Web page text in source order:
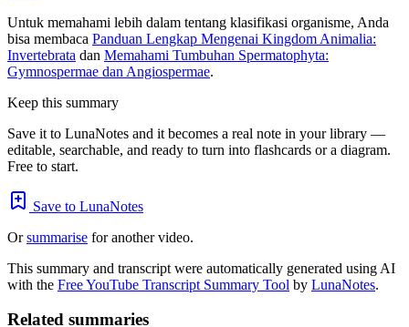
Untuk memahami lebih dalam tentang klasifikasi organisme, Anda
bisa membaca Panduan Lengkap Mengenai Kingdom Animalia:
Invertebrata dan Memahami Tumbuhan Spermatophyta:
Gymnospermae dan Angiospermae.
Keep this summary
Save it to LunaNotes and it becomes a real note in your library —
editable, searchable, and ready to turn into flashcards or a diagram.
Free to start.
Save to LunaNotes
Orsummarise for another video.
This summary and transcript were automatically generated using AI
with the Free YouTube Transcript Summary Tool by LunaNotes.
Related summaries